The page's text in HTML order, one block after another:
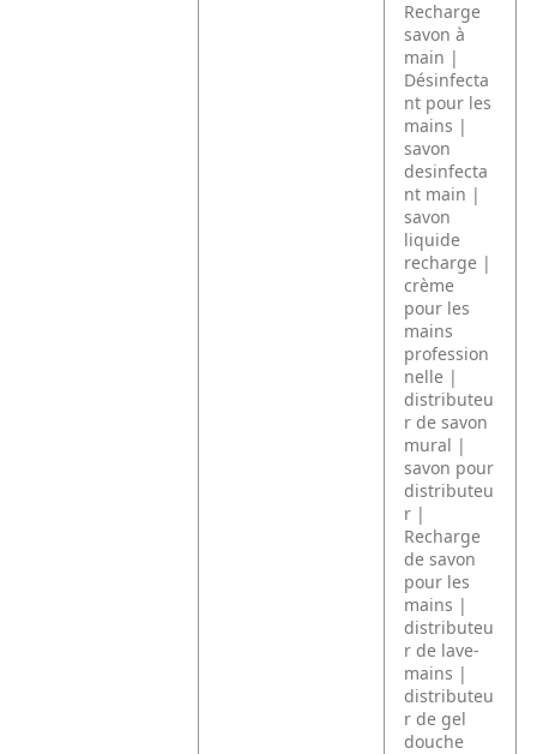
Recharge
savon à
main |
Désinfecta
nt pour les
mains |
savon
desinfecta
nt main |
savon
liquide
recharge |
crème
pour les
mains
profession
nelle |
distributeu
r de savon
mural |
savon pour
distributeu
r |
Recharge
de savon
pour les
mains |
distributeu
r de lave-
mains |
distributeu
r de gel
douche